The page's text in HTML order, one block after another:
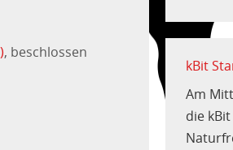
, beschlossen
kBit
Am
die